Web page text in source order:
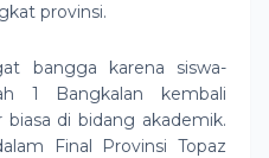
provinsi.
bangga karena siswa-
1 Bangkalan kembali
di bidang akademik.
Final Provinsi Topaz